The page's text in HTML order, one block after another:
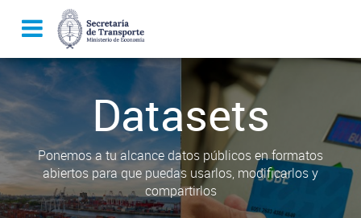
Datasets
Ponemos a tu alcance datos públicos en formatos
abiertos para que puedas usarlos, modificarlos y
compartirlos